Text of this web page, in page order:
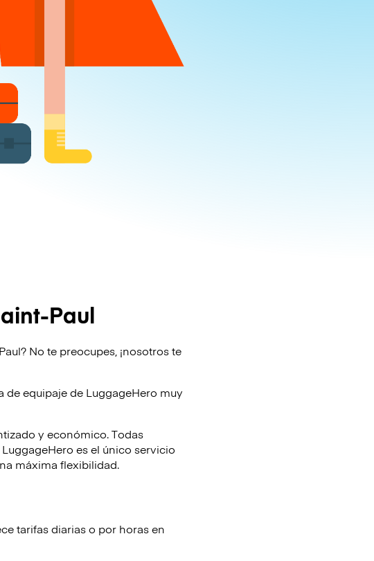
Paul
No te preocupes, ¡nosotros te
de equipaje de LuggageHero muy
y económico. Todas
LuggageHero es el único servicio
máxima flexibilidad.
tarifas diarias o por horas en